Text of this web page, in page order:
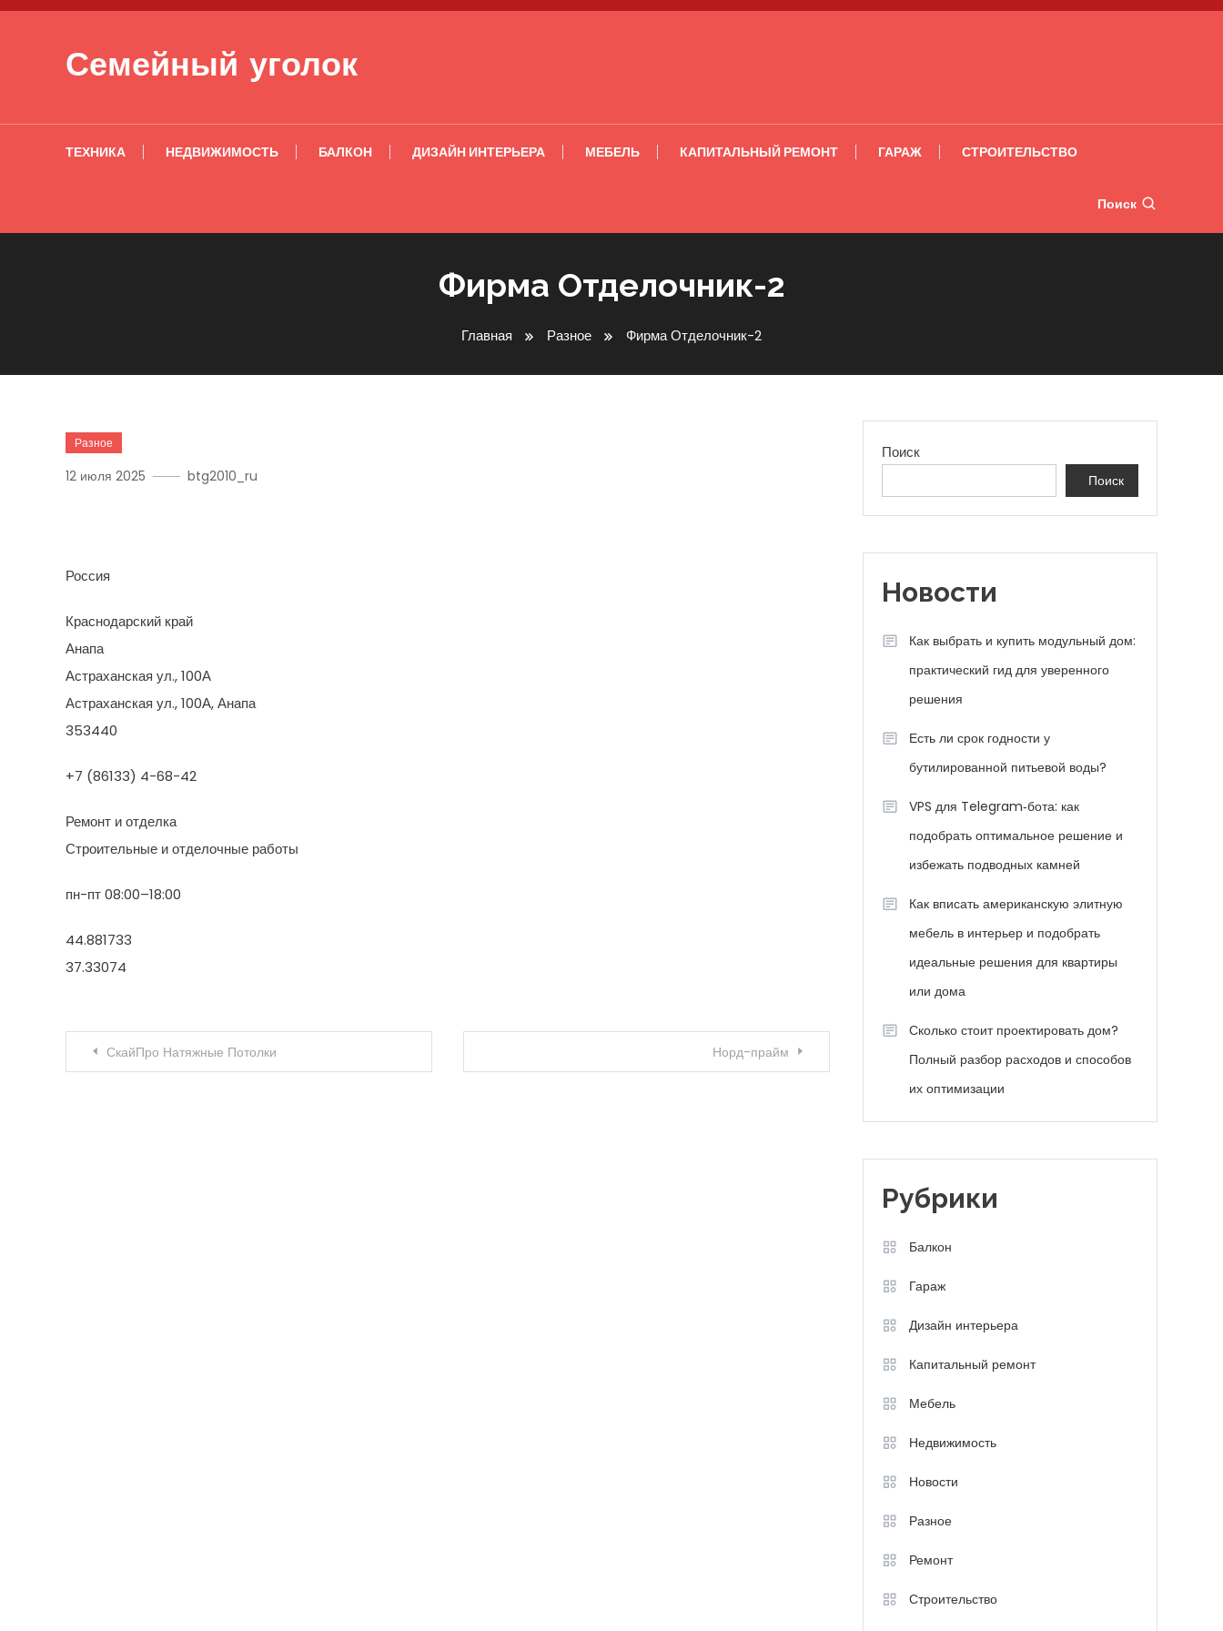
Перейти к содержимому
Семейный уголок
ТЕХНИКА НЕДВИЖИМОСТЬ БАЛКОН ДИЗАЙН ИНТЕРЬЕРА МЕБЕЛЬ КАПИТАЛЬНЫЙ РЕМОНТ ГАРАЖ СТРОИТЕЛЬСТВО
Поиск
Фирма Отделочник-2
Главная Разное Фирма Отделочник-2
Разное
12 июля 2025 btg2010_ru
Россия
Краснодарский край
Анапа
Астраханская ул., 100А
Астраханская ул., 100А, Анапа
353440
+7 (86133) 4-68-42
Ремонт и отделка
Строительные и отделочные работы
пн-пт 08:00–18:00
44.881733
37.33074
Навигация по записям
СкайПро Натяжные Потолки Норд-прайм
Поиск
Поиск
Новости
Как выбрать и купить модульный дом:
практический гид для уверенного
решения
Есть ли срок годности у
бутилированной питьевой воды?
VPS для Telegram‑бота: как
подобрать оптимальное решение и
избежать подводных камней
Как вписать американскую элитную
мебель в интерьер и подобрать
идеальные решения для квартиры
или дома
Сколько стоит проектировать дом?
Полный разбор расходов и способов
их оптимизации
Рубрики
Балкон
Гараж
Дизайн интерьера
Капитальный ремонт
Мебель
Недвижимость
Новости
Разное
Ремонт
Строительство